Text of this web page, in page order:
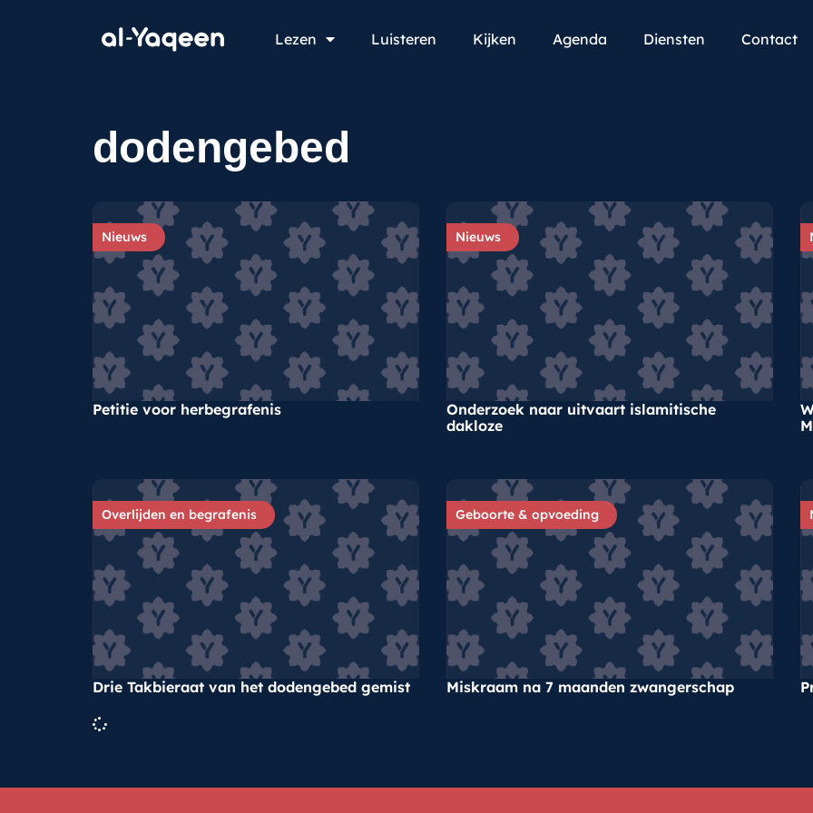
Lezen Luisteren Kijken Agenda Diensten Contact
dodengebed
Nieuws
Petitie voor herbegrafenis
Nieuws
Onderzoek naar uitvaart islamitische
dakloze
Overlijden en begrafenis
Drie Takbieraat van het dodengebed gemist
Geboorte & opvoeding
Miskraam na 7 maanden zwangerschap